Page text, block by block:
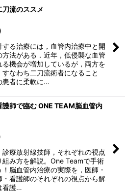
流のススメ
する治療には，血管内治療中と開
法がある．近年，低侵襲な血管
る機会が増加しているが，両方を
なわち二刀流術者になること
患者に柔軟に…
護師で臨む ONE TEAM脳血管内
療放射線技師，それぞれの視点
組み方を解説。One Teamで手術
脳血管内治療の実際を，医師・
・看護師のそれぞれの視点から解
看護…